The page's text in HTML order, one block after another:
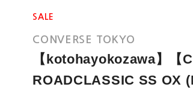
SALE
CONVERSE TOKYO
【kotohayokozawa】【
ROADCLASSIC SS OX